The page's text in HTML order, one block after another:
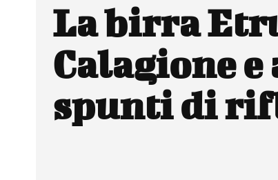
La birra
Calagione
spunti di